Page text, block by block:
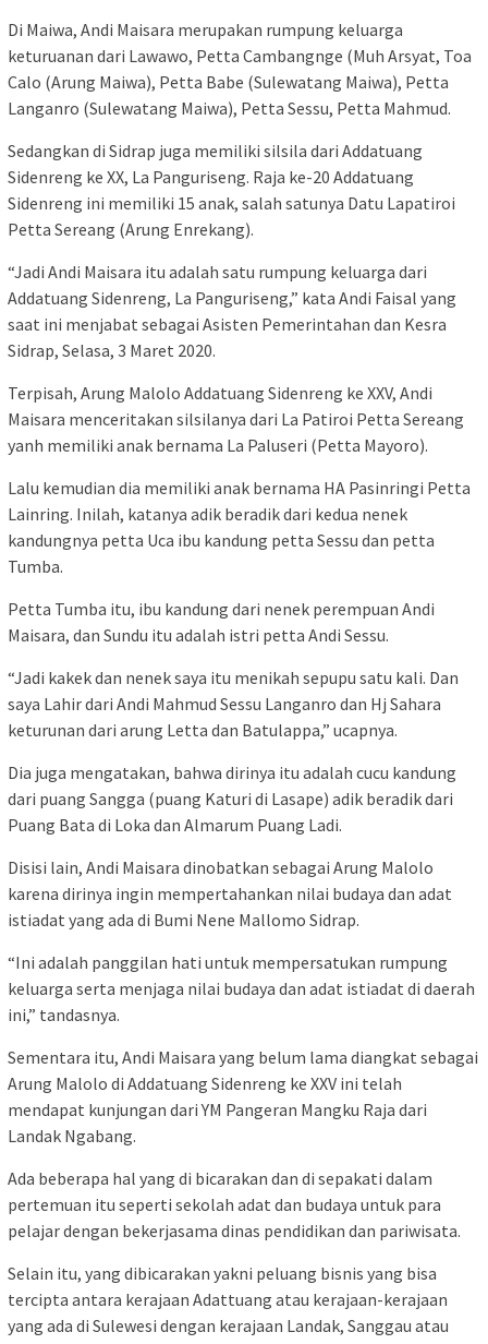
Di Maiwa, Andi Maisara merupakan rumpung keluarga
keturuanan dari Lawawo, Petta Cambangnge (Muh Arsyat, Toa
Calo (Arung Maiwa), Petta Babe (Sulewatang Maiwa), Petta
Langanro (Sulewatang Maiwa), Petta Sessu, Petta Mahmud.
Sedangkan di Sidrap juga memiliki silsila dari Addatuang
Sidenreng ke XX, La Panguriseng. Raja ke-20 Addatuang
Sidenreng ini memiliki 15 anak, salah satunya Datu Lapatiroi
Petta Sereang (Arung Enrekang).
“Jadi Andi Maisara itu adalah satu rumpung keluarga dari
Addatuang Sidenreng, La Panguriseng,” kata Andi Faisal yang
saat ini menjabat sebagai Asisten Pemerintahan dan Kesra
Sidrap, Selasa, 3 Maret 2020.
Terpisah, Arung Malolo Addatuang Sidenreng ke XXV, Andi
Maisara menceritakan silsilanya dari La Patiroi Petta Sereang
yanh memiliki anak bernama La Paluseri (Petta Mayoro).
Lalu kemudian dia memiliki anak bernama HA Pasinringi Petta
Lainring. Inilah, katanya adik beradik dari kedua nenek
kandungnya petta Uca ibu kandung petta Sessu dan petta
Tumba.
Petta Tumba itu, ibu kandung dari nenek perempuan Andi
Maisara, dan Sundu itu adalah istri petta Andi Sessu.
“Jadi kakek dan nenek saya itu menikah sepupu satu kali. Dan
saya Lahir dari Andi Mahmud Sessu Langanro dan Hj Sahara
keturunan dari arung Letta dan Batulappa,” ucapnya.
Dia juga mengatakan, bahwa dirinya itu adalah cucu kandung
dari puang Sangga (puang Katuri di Lasape) adik beradik dari
Puang Bata di Loka dan Almarum Puang Ladi.
Disisi lain, Andi Maisara dinobatkan sebagai Arung Malolo
karena dirinya ingin mempertahankan nilai budaya dan adat
istiadat yang ada di Bumi Nene Mallomo Sidrap.
“Ini adalah panggilan hati untuk mempersatukan rumpung
keluarga serta menjaga nilai budaya dan adat istiadat di daerah
ini,” tandasnya.
Sementara itu, Andi Maisara yang belum lama diangkat sebagai
Arung Malolo di Addatuang Sidenreng ke XXV ini telah
mendapat kunjungan dari YM Pangeran Mangku Raja dari
Landak Ngabang.
Ada beberapa hal yang di bicarakan dan di sepakati dalam
pertemuan itu seperti sekolah adat dan budaya untuk para
pelajar dengan bekerjasama dinas pendidikan dan pariwisata.
Selain itu, yang dibicarakan yakni peluang bisnis yang bisa
tercipta antara kerajaan Adattuang atau kerajaan-kerajaan
yang ada di Sulewesi dengan kerajaan Landak, Sanggau atau